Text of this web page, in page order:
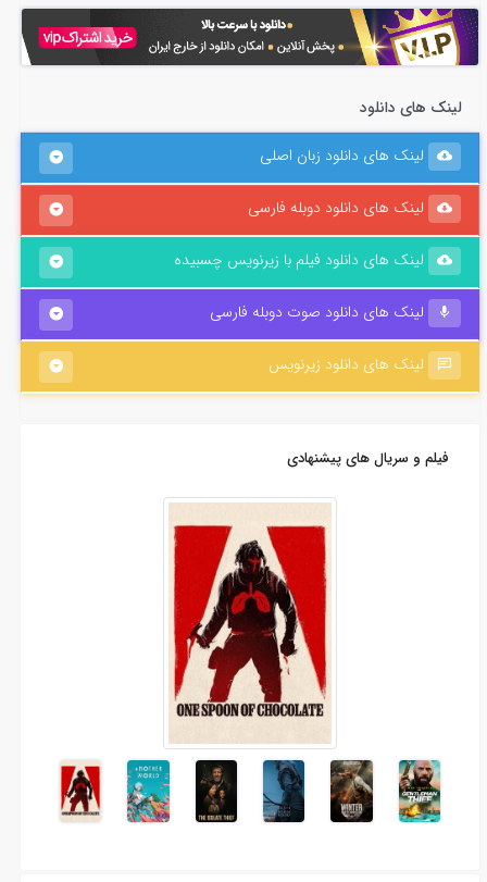
لینک های دانلود
لینک های دانلود زبان اصلی
لینک های دانلود دوبله فارسی
لینک های دانلود فیلم با زیرنویس چسبیده
لینک های دانلود صوت دوبله فارسی
لینک های دانلود زیرنویس
فیلم و سریال های پیشنهادی